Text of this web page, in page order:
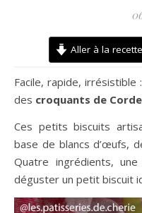
Aller à la recette
Facile, rapide, irrésistible : avez-vous déjà testé la recette
des croquants de
Ces petits biscuits
base de blancs d’œufs,
Quatre ingrédients,
déguster un petit biscuit